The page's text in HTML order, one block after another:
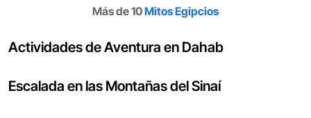
Más de 10Mitos Egipcios
Actividades de Aventura en Dahab
Escalada en las Montañas del Sinaí